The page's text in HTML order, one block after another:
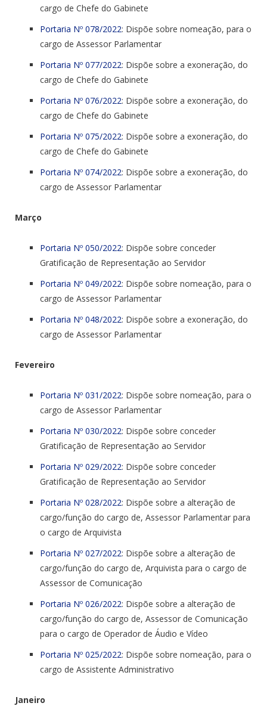
cargo de Chefe do Gabinete
Portaria Nº 078/2022: Dispõe sobre nomeação, para o
cargo de Assessor Parlamentar
Portaria Nº 077/2022: Dispõe sobre a exoneração, do
cargo de Chefe do Gabinete
Portaria Nº 076/2022: Dispõe sobre a exoneração, do
cargo de Chefe do Gabinete
Portaria Nº 075/2022: Dispõe sobre a exoneração, do
cargo de Chefe do Gabinete
Portaria Nº 074/2022: Dispõe sobre a exoneração, do
cargo de Assessor Parlamentar
Março
Portaria Nº 050/2022: Dispõe sobre conceder
Gratificação de Representação ao Servidor
Portaria Nº 049/2022: Dispõe sobre nomeação, para o
cargo de Assessor Parlamentar
Portaria Nº 048/2022: Dispõe sobre a exoneração, do
cargo de Assessor Parlamentar
Fevereiro
Portaria Nº 031/2022: Dispõe sobre nomeação, para o
cargo de Assessor Parlamentar
Portaria Nº 030/2022: Dispõe sobre conceder
Gratificação de Representação ao Servidor
Portaria Nº 029/2022: Dispõe sobre conceder
Gratificação de Representação ao Servidor
Portaria Nº 028/2022: Dispõe sobre a alteração de
cargo/função do cargo de, Assessor Parlamentar para
o cargo de Arquivista
Portaria Nº 027/2022: Dispõe sobre a alteração de
cargo/função do cargo de, Arquivista para o cargo de
Assessor de Comunicação
Portaria Nº 026/2022: Dispõe sobre a alteração de
cargo/função do cargo de, Assessor de Comunicação
para o cargo de Operador de Áudio e Vídeo
Portaria Nº 025/2022: Dispõe sobre nomeação, para o
cargo de Assistente Administrativo
Janeiro